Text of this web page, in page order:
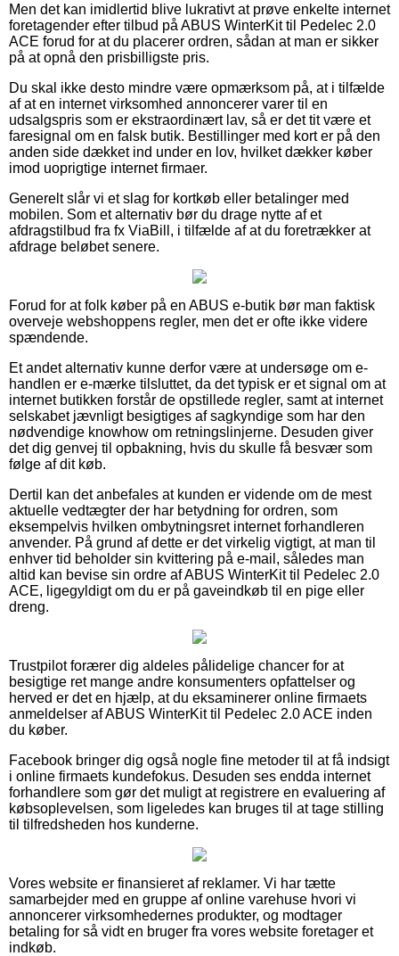
Men det kan imidlertid blive lukrativt at prøve enkelte internet
foretagender efter tilbud på ABUS WinterKit til Pedelec 2.0
ACE forud for at du placerer ordren, sådan at man er sikker
på at opnå den prisbilligste pris.
Du skal ikke desto mindre være opmærksom på, at i tilfælde
af at en internet virksomhed annoncerer varer til en
udsalgspris som er ekstraordinært lav, så er det tit være et
faresignal om en falsk butik. Bestillinger med kort er på den
anden side dækket ind under en lov, hvilket dækker køber
imod uoprigtige internet firmaer.
Generelt slår vi et slag for kortkøb eller betalinger med
mobilen. Som et alternativ bør du drage nytte af et
afdragstilbud fra fx ViaBill, i tilfælde af at du foretrækker at
afdrage beløbet senere.
Forud for at folk køber på en ABUS e-butik bør man faktisk
overveje webshoppens regler, men det er ofte ikke videre
spændende.
Et andet alternativ kunne derfor være at undersøge om e-
handlen er e-mærke tilsluttet, da det typisk er et signal om at
internet butikken forstår de opstillede regler, samt at internet
selskabet jævnligt besigtiges af sagkyndige som har den
nødvendige knowhow om retningslinjerne. Desuden giver
det dig genvej til opbakning, hvis du skulle få besvær som
følge af dit køb.
Dertil kan det anbefales at kunden er vidende om de mest
aktuelle vedtægter der har betydning for ordren, som
eksempelvis hvilken ombytningsret internet forhandleren
anvender. På grund af dette er det virkelig vigtigt, at man til
enhver tid beholder sin kvittering på e-mail, således man
altid kan bevise sin ordre af ABUS WinterKit til Pedelec 2.0
ACE, ligegyldigt om du er på gaveindkøb til en pige eller
dreng.
Trustpilot forærer dig aldeles pålidelige chancer for at
besigtige ret mange andre konsumenters opfattelser og
herved er det en hjælp, at du eksaminerer online firmaets
anmeldelser af ABUS WinterKit til Pedelec 2.0 ACE inden
du køber.
Facebook bringer dig også nogle fine metoder til at få indsigt
i online firmaets kundefokus. Desuden ses endda internet
forhandlere som gør det muligt at registrere en evaluering af
købsoplevelsen, som ligeledes kan bruges til at tage stilling
til tilfredsheden hos kunderne.
Vores website er finansieret af reklamer. Vi har tætte
samarbejder med en gruppe af online varehuse hvori vi
annoncerer virksomhedernes produkter, og modtager
betaling for så vidt en bruger fra vores website foretager et
indkøb.